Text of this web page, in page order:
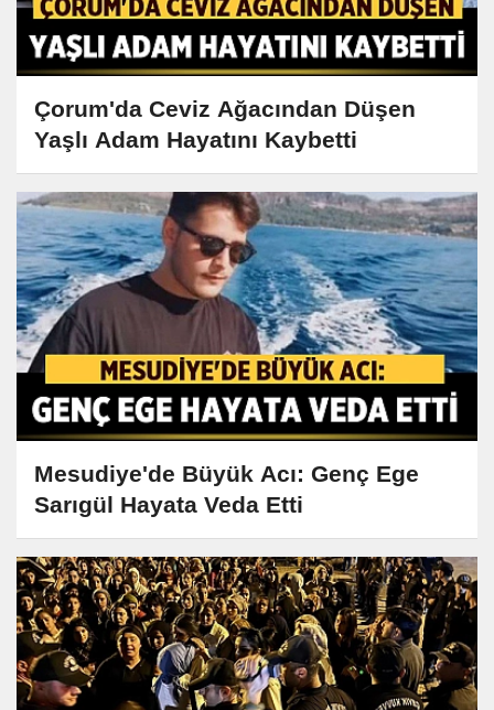
Çorum'da Ceviz Ağacından Düşen
Yaşlı Adam Hayatını Kaybetti
Mesudiye'de Büyük Acı: Genç Ege
Sarıgül Hayata Veda Etti